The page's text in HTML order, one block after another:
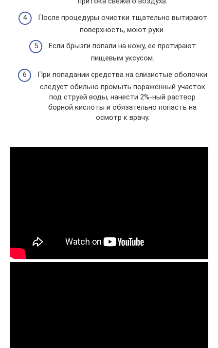
После процедуры очистки тщательно вытирают
поверхность, моют руки.
Если брызги попали на кожу, ее протирают
пищевым уксусом.
При попадании средства на слизистые оболочки
следует обильно промыть пораженный участок
под струей воды, нанести 2%-ный раствор
борной кислоты и обязательно попасть на
осмотр к врачу.